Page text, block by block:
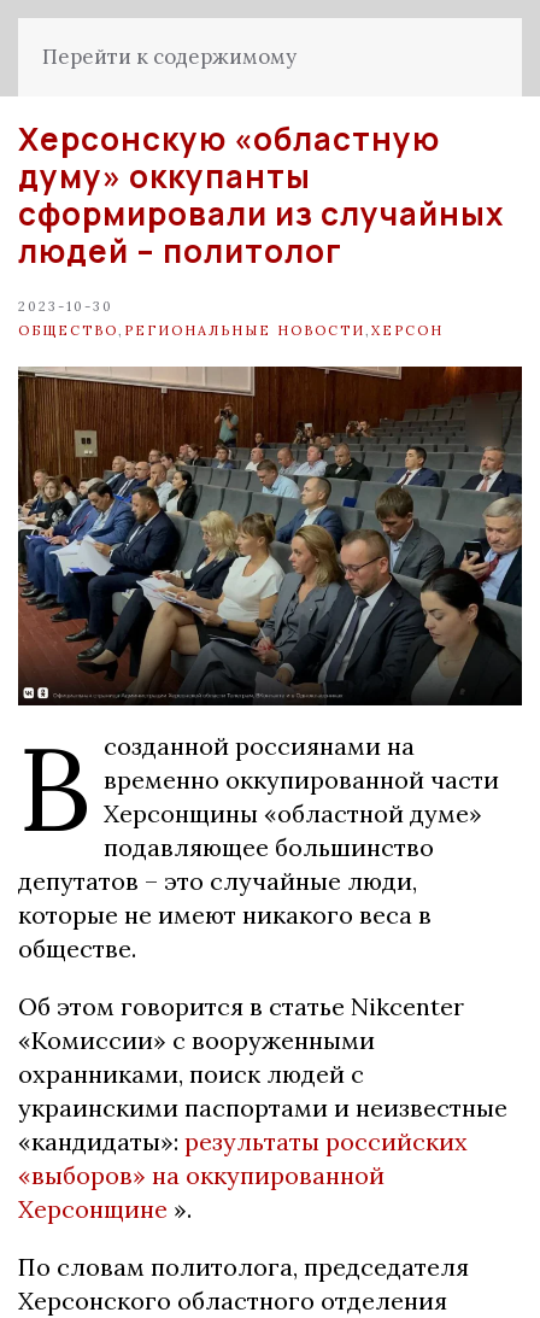
Перейти к содержимому
Херсонскую «областную
думу» оккупанты
сформировали из случайных
людей – политолог
2023-10-30
ОБЩЕСТВО РЕГИОНАЛЬНЫЕ НОВОСТИ ХЕРСОН
В созданной россиянами на
временно оккупированной части
Херсонщины «областной думе»
подавляющее большинство
депутатов – это случайные люди,
которые не имеют никакого веса в
обществе.
Об этом говорится в статье Nikcenter
«Комиссии» с вооруженными
охранниками, поиск людей с
украинскими паспортами и неизвестные
«кандидаты»: результаты российских
«выборов» на оккупированной
Херсонщине ».
По словам политолога, председателя
Херсонского областного отделения